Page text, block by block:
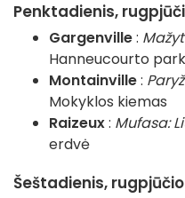
Penktadienis,
Gargenville:
Hanneucourto
Montainville:
Mokyklos kiemas
Raizeux: Mufasa:
erdvė
Šeštadienis, rugpjūčio